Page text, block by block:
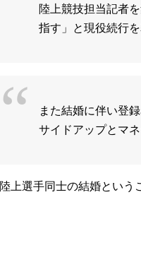
陸上競技担当記者
指す」と現役続行を
また結婚に伴い登
サイドアップとマ
陸上選手同士の結婚という